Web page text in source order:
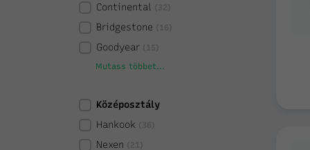
Continental
Bridgestone
Goodyear
Mutass többet...
Középosztály
Hankook
Nexen